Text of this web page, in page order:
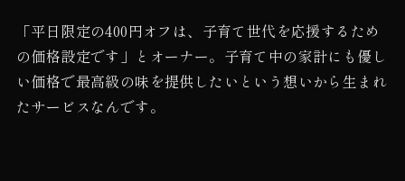
「平日限定の400円オフは、子育て世代を応援するため
の価格設定です」とオーナー。子育て中の家計にも優し
い価格で最高級の味を提供したいという想いから生まれ
たサービスなんです。